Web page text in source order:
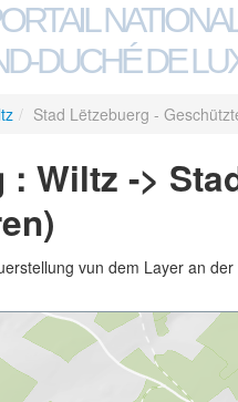
DUCHÉ DE
/ Stad Lëtzebuerg -
: Wiltz ->
vun dem Layer an